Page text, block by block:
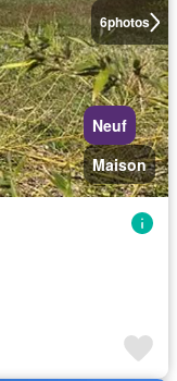
6photos
Neuf
Maison